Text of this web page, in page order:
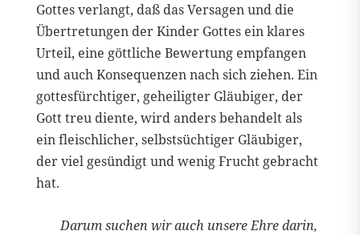
Gottes verlangt, daß das Versagen und die
Übertretungen der Kinder Gottes ein klares
Urteil, eine göttliche Bewertung empfangen
und auch Konsequenzen nach sich ziehen. Ein
gottesfürchtiger, geheiligter Gläubiger, der
Gott treu diente, wird anders behandelt als
ein fleischlicher, selbstsüchtiger Gläubiger,
der viel gesündigt und wenig Frucht gebracht
hat.
Darum suchen wir auch unsere Ehre darin,